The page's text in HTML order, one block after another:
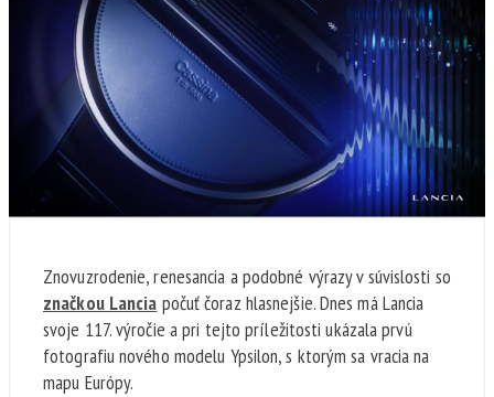
Znovuzrodenie, renesancia a podobné výrazy v súvislosti so
značkou Lancia počuť čoraz hlasnejšie. Dnes má Lancia
svoje 117. výročie a pri tejto príležitosti ukázala prvú
fotografiu nového modelu Ypsilon, s ktorým sa vracia na
mapu Európy.